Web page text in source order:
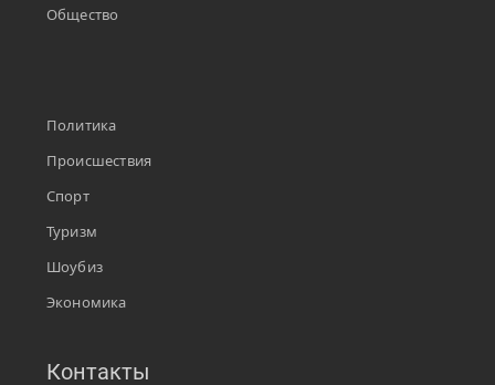
Общество
Политика
Происшествия
Спорт
Туризм
Шоубиз
Экономика
Контакты